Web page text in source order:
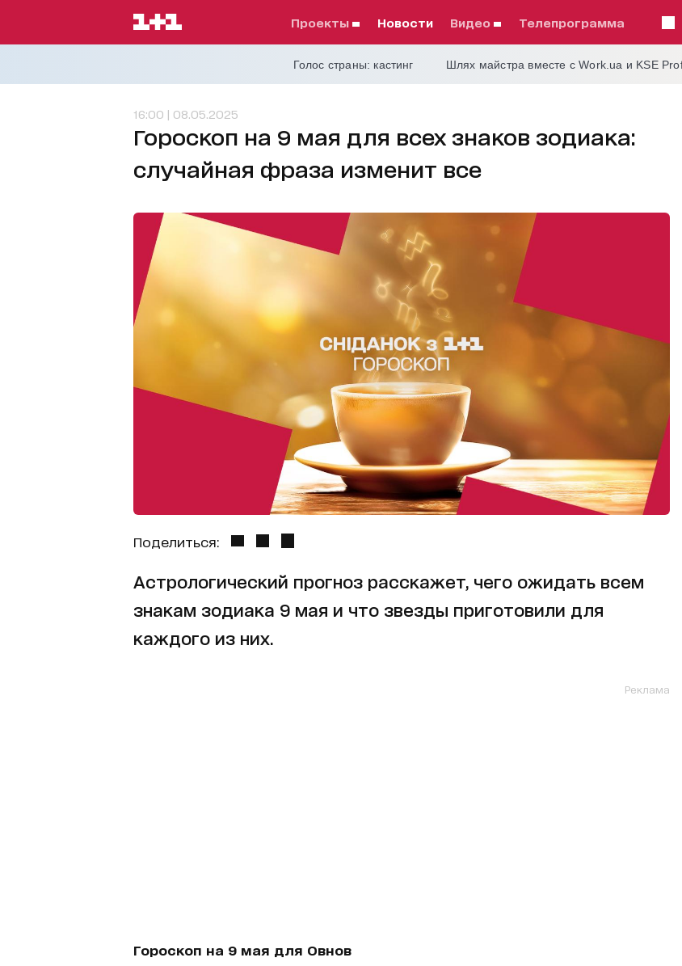
проекты Новости видео телепрограмма
Голос страны: кастинг Шлях майстра вместе с Work.ua и KSE
16:00 | 08.05.2025
Гороскоп на 9 мая для всех знаков зодиака:
случайная фраза изменит все
Поделиться:
Астрологический прогноз расскажет, чего ожидать всем
знакам зодиака 9 мая и что звезды приготовили для
каждого из них.
Реклама
Гороскоп на 9 мая для Овнов